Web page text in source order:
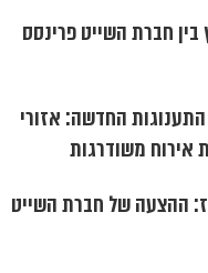
חברת השייט פרינסס
החדשה: אזורי
אירוח משודרגות
ההצעה של חברת השייט